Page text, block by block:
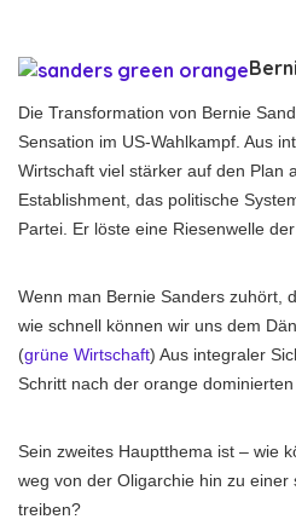
Die Transformation von Bernie
Sensation im US-Wahlkampf. Aus
Wirtschaft viel stärker auf den Plan
Establishment, das politische
Partei. Er löste eine Riesenwelle
Wenn man Bernie Sanders zuhört,
wie schnell können wir uns dem
(grüne Wirtschaft) Aus integraler
Schritt nach der orange
Sein zweites Hauptthema ist – wie
weg von der Oligarchie hin zu einer
treiben?